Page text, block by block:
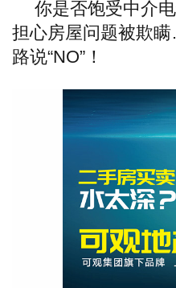
你是否饱受中介
担心房屋问题被欺
路说“NO”！